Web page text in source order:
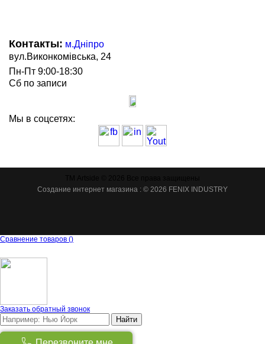
Контакты: м.Дніпро
вул.Виконкомівська, 24
Пн-Пт 9:00-18:30
Сб по записи
Мы в соцсетях:
Создание интернет магазина : © 2026 FENIX INDUSTRY
Сравнение товаров ()
Заказать обратный звонок
Найти
Товаров: 0)